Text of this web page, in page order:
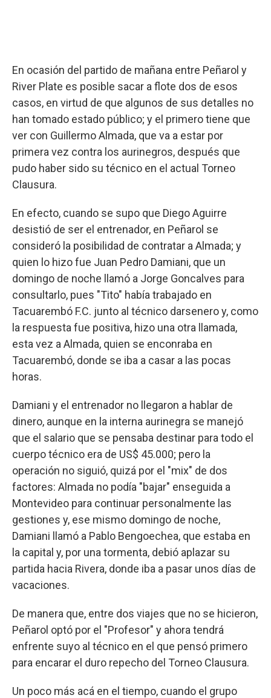
En ocasión del partido de mañana entre Peñarol y
River Plate es posible sacar a flote dos de esos
casos, en virtud de que algunos de sus detalles no
han tomado estado público; y el primero tiene que
ver con Guillermo Almada, que va a estar por
primera vez contra los aurinegros, después que
pudo haber sido su técnico en el actual Torneo
Clausura.
En efecto, cuando se supo que Diego Aguirre
desistió de ser el entrenador, en Peñarol se
consideró la posibilidad de contratar a Almada; y
quien lo hizo fue Juan Pedro Damiani, que un
domingo de noche llamó a Jorge Goncalves para
consultarlo, pues "Tito" había trabajado en
Tacuarembó F.C. junto al técnico darsenero y, como
la respuesta fue positiva, hizo una otra llamada,
esta vez a Almada, quien se enconraba en
Tacuarembó, donde se iba a casar a las pocas
horas.
Damiani y el entrenador no llegaron a hablar de
dinero, aunque en la interna aurinegra se manejó
que el salario que se pensaba destinar para todo el
cuerpo técnico era de US$ 45.000; pero la
operación no siguió, quizá por el "mix" de dos
factores: Almada no podía "bajar" enseguida a
Montevideo para continuar personalmente las
gestiones y, ese mismo domingo de noche,
Damiani llamó a Pablo Bengoechea, que estaba en
la capital y, por una tormenta, debió aplazar su
partida hacia Rivera, donde iba a pasar unos días de
vacaciones.
De manera que, entre dos viajes que no se hicieron,
Peñarol optó por el "Profesor" y ahora tendrá
enfrente suyo al técnico en el que pensó primero
para encarar el duro repecho del Torneo Clausura.
Un poco más acá en el tiempo, cuando el grupo